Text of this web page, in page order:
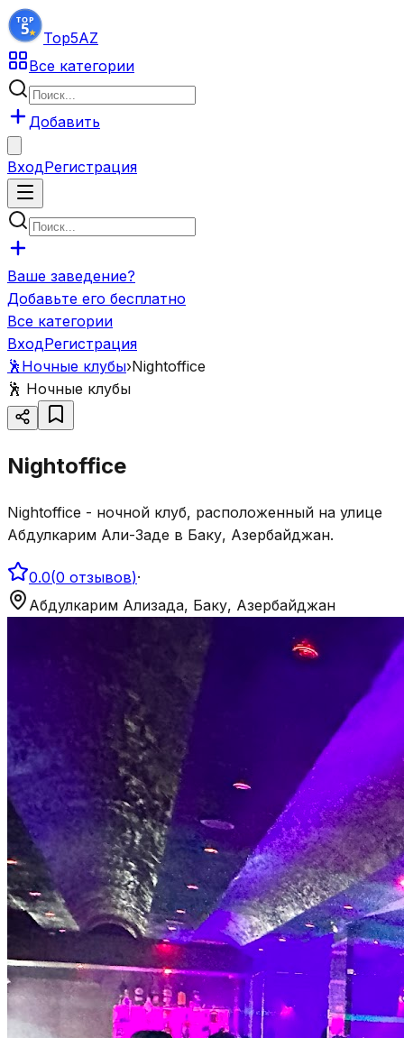
Top5AZ
Все категории
Добавить
ВходРегистрация
Ваше заведение?
Добавьте его бесплатно
Все категории
ВходРегистрация
🕺 Ночные клубы›Nightoffice
🕺 Ночные клубы
Nightoffice
Nightoffice - ночной клуб, расположенный на улице
Абдулкарим Али-Заде в Баку, Азербайджан.
0.0(0 отзывов)·
Абдулкарим Ализада, Баку, Азербайджан